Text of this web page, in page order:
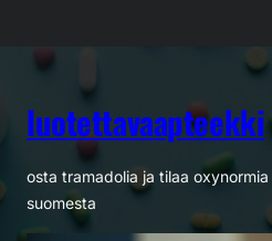
luotettavaapteekki
osta tramadolia ja tilaa
suomesta